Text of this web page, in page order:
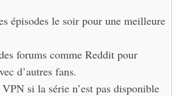
épisodes le soir pour une meilleure
forums comme Reddit pour
d’autres fans.
si la série n’est pas disponible